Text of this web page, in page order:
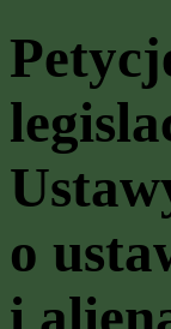
o